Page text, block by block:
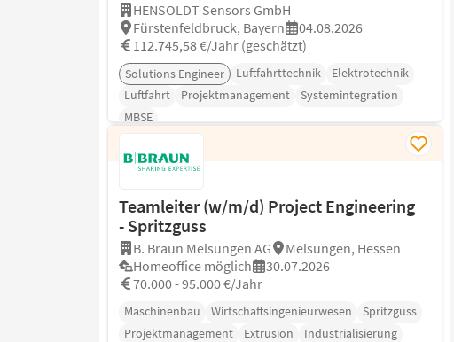
HENSOLDT Sensors GmbH
Fürstenfeldbruck, Bayern
04.08.2026
112.745,58 €/Jahr (geschätzt)
Solutions Engineer Luftfahrttechnik
Elektrotechnik
Luftfahrt
Projektmanagement
Systemintegration
MBSE
Teamleiter (w/m/d) Project Engineering
- Spritzguss
B. Braun Melsungen AG
Melsungen, Hessen
Homeoffice möglich
30.07.2026
70.000 - 95.000 €/Jahr
Maschinenbau Wirtschaftsingenieurwesen
Spritzguss
Projektmanagement
Extrusion Industrialisierung